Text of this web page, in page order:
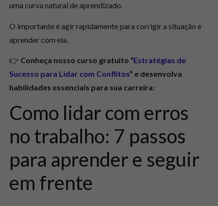
uma curva natural de aprendizado.
O importante é agir rapidamente para corrigir a situação e
aprender com ela.
👉 Conheça nosso curso gratuito “Estratégias de
Sucesso para Lidar com Conflitos” e desenvolva
habilidades essenciais para sua carreira:
Como lidar com erros
no trabalho: 7 passos
para aprender e seguir
em frente